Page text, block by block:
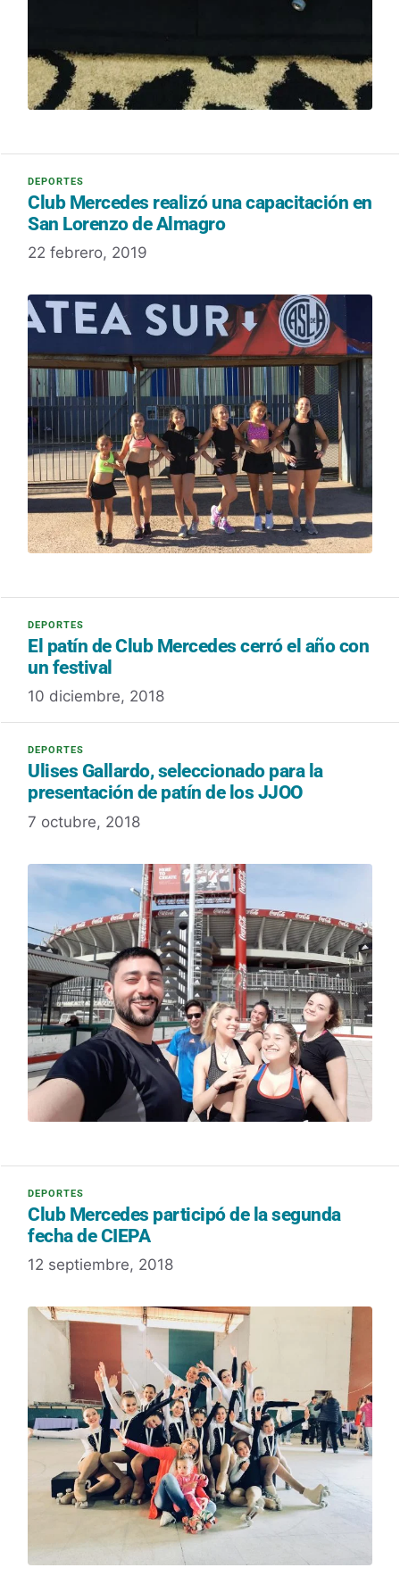
Club Mercedes realizó una capacitación en
San Lorenzo de Almagro
22 febrero, 2019
El patín de Club Mercedes cerró el año con
un festival
10 diciembre, 2018
Ulises Gallardo, seleccionado para la
presentación de patín de los JJOO
7 octubre, 2018
Club Mercedes participó de la segunda
fecha de CIEPA
12 septiembre, 2018